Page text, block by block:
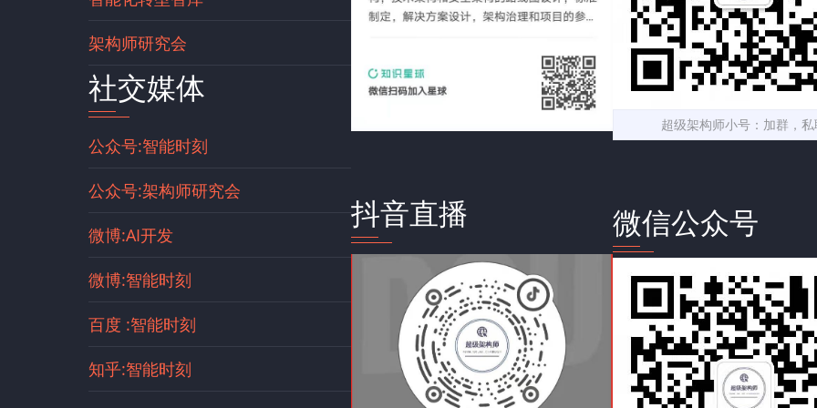
架构师研究会
社交媒体
公众号:智能时刻
公众号:架构师研究会
微博:AI开发
微博:智能时刻
百度 :智能时刻
知乎:智能时刻
抖音直播
超级架构师小号：加群，私
微信公众号